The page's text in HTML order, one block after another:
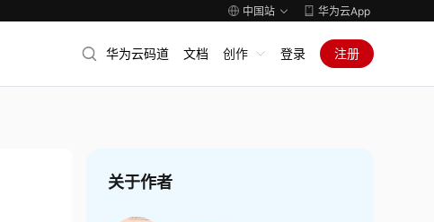
中国站 华为云App
华为云码道 文档 创作 登录 注册
关于作者